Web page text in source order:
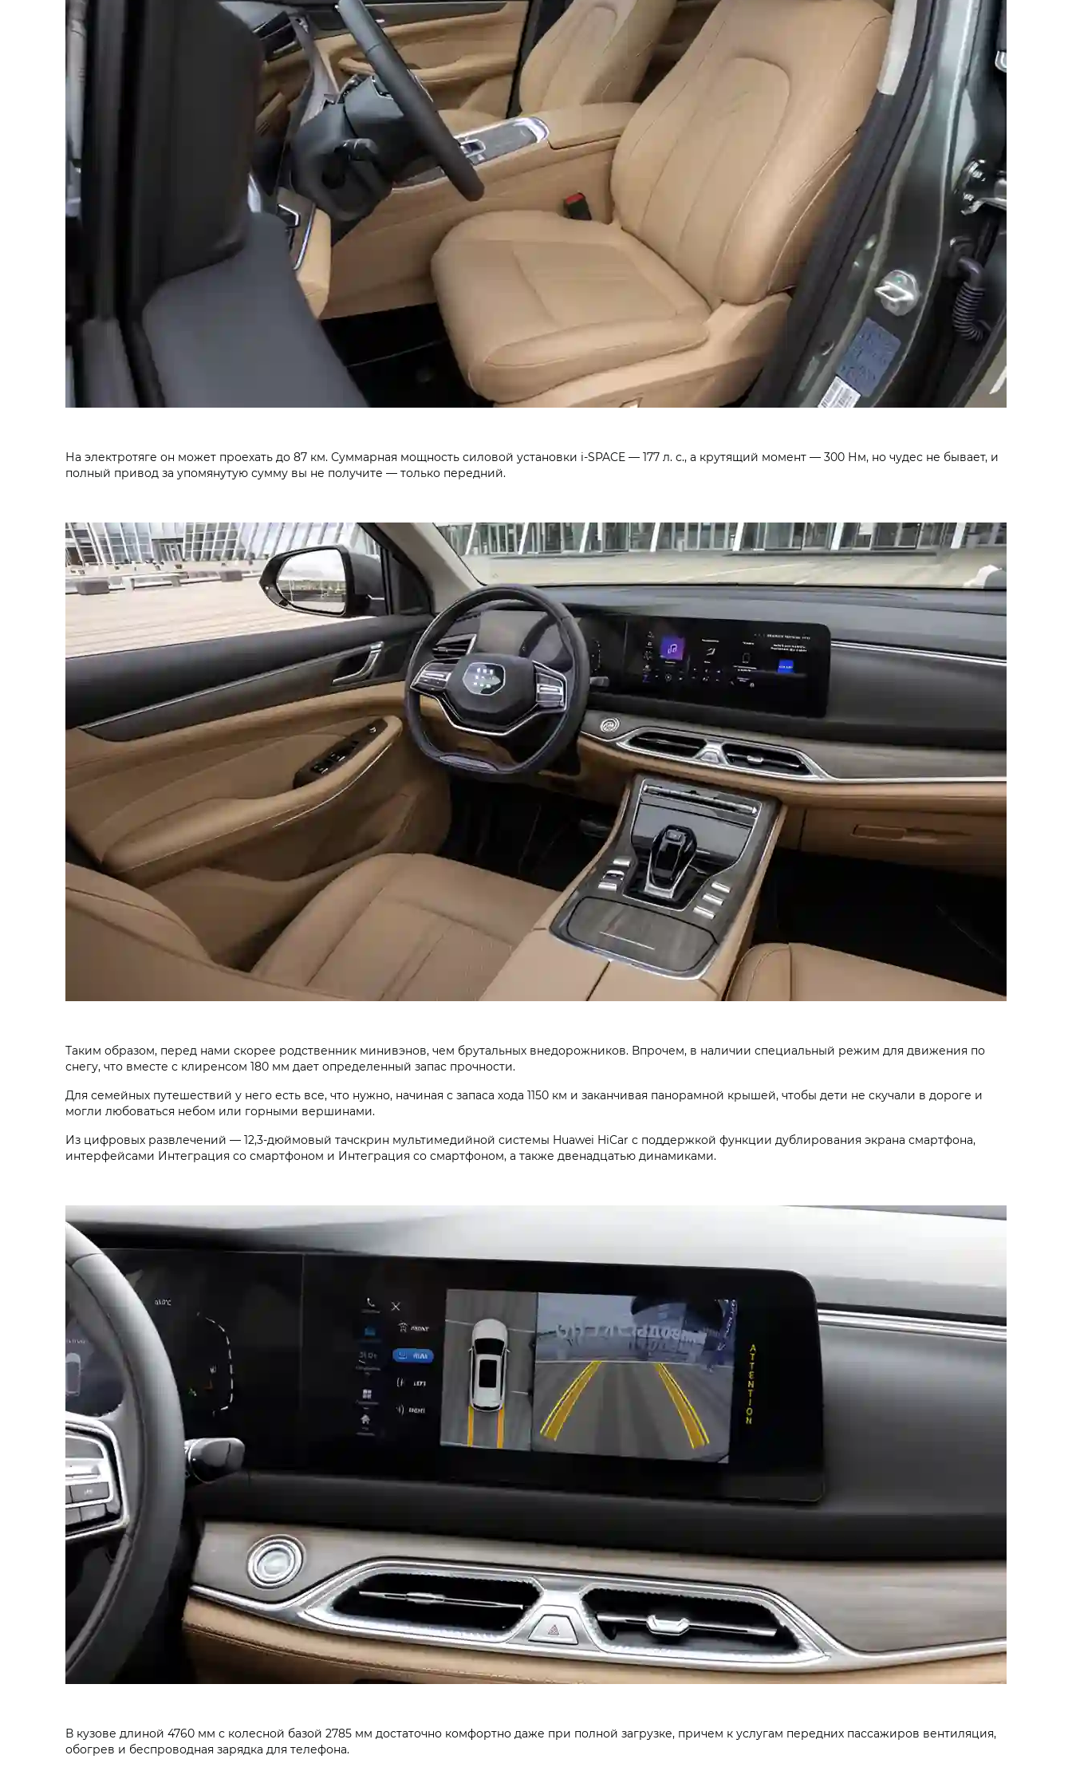
На электротяге он может проехать до 87 км. Суммарная мощность силовой установки i‑SPACE — 177 л. с., а крутящий момент — 300 Нм, но чудес не бывает, и
полный привод за упомянутую сумму вы не получите — только передний.
Таким образом, перед нами скорее родственник минивэнов, чем брутальны­х внедорожников. Впрочем, в наличии специаль­ный режим для движения по
снегу, что вместе с клиренсом 180 мм дает определенный запас прочности.
Для семейных путешествий у него есть все, что нужно, начиная с запаса хода 1150 км и заканчивая панорамной крышей, чтобы дети не скучали в дороге и
могли любоваться небом или горными вершинами.
Из цифровых развлечений — 12,3-дюймовый тачскрин мультимедийной системы Huawei HiCar с поддержкой функции дублирования экрана смартфона,
интерфейсами Интеграция со смартфоном и Интеграция со смартфоном, а также двенадцатью динамиками.
В кузове длиной 4760 мм с колесной базой 2785 мм достаточно комфортно даже при полной загрузке, причем к услуга­м передних пассажиров вентиляци­я,
обогрев и беспроводная зарядка для телефона.